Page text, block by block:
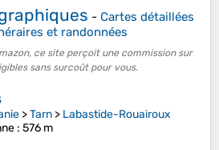
- Cartes détaillées
et randonnées
ce site perçoit une commission sur
sans surcoût pour vous.
>Tarn > Labastide-Rouairoux
: 576 m